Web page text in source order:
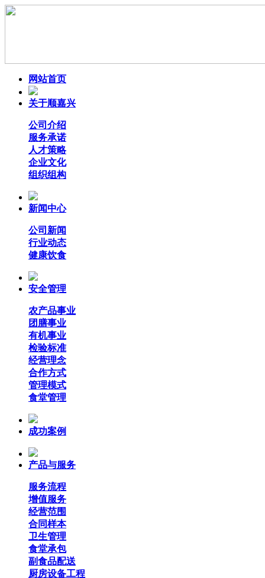
网站首页
关于顺嘉兴
公司介绍
服务承诺
人才策略
企业文化
组织组构
新闻中心
公司新闻
行业动态
健康饮食
安全管理
农产品事业
团膳事业
有机事业
检验标准
经营理念
合作方式
管理模式
食堂管理
成功案例
产品与服务
服务流程
增值服务
经营范围
合同样本
卫生管理
食堂承包
副食品配送
厨房设备工程